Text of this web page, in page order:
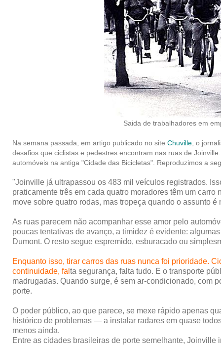
Saida de trabalhadores em
Na semana passada, em artigo publicado no site Chuville , o
desafios que ciclistas e pedestres encontram nas ruas de
automóveis na antiga "Cidade das Bicicletas". Reproduzimos a
"Joinville já ultrapassou os 483 mil veículos registrados.
praticamente três em cada quatro moradores têm um
move sobre quatro rodas, mas tropeça quando o assunto é
As ruas parecem não acompanhar esse amor pelo
poucas tentativas de avanço, a timidez é evidente:
Dumont. O resto segue espremido, esburacado ou
Enquanto isso, tirar carros das ruas nunca foi prioridade.
continuidade, fal ta segurança, falta tudo. E o transporte
madrugadas. Quando surge, é sem ar-condicionado, com
porte.
O poder público, ao que parece, se mexe rápido apenas
histórico de problemas — a instalar radares em quase
menos ainda.
Entre as cidades brasileiras de porte semelhante,